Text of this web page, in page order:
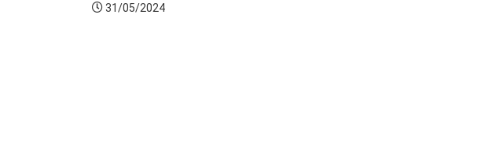
31/05/2024